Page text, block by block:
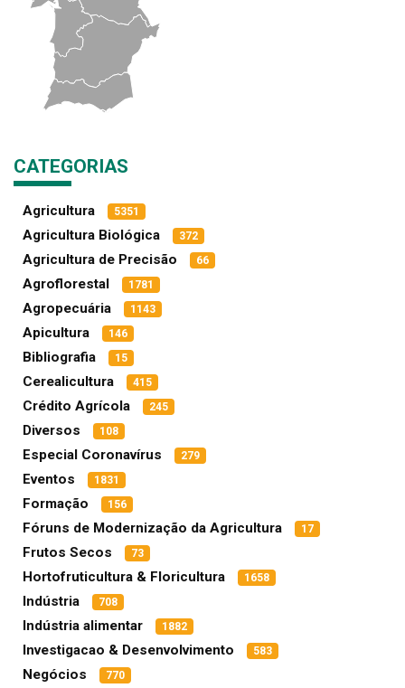
CATEGORIAS
Agricultura 5351
Agricultura Biológica 372
Agricultura de Precisão 66
Agroflorestal 1781
Agropecuária 1143
Apicultura 146
Bibliografia 15
Cerealicultura 415
Crédito Agrícola 245
Diversos 108
Especial Coronavírus 279
Eventos 1831
Formação 156
Fóruns de Modernização da Agricultura 17
Frutos Secos 73
Hortofruticultura & Floricultura 1658
Indústria 708
Indústria alimentar 1882
Investigacao & Desenvolvimento 583
Negócios 770